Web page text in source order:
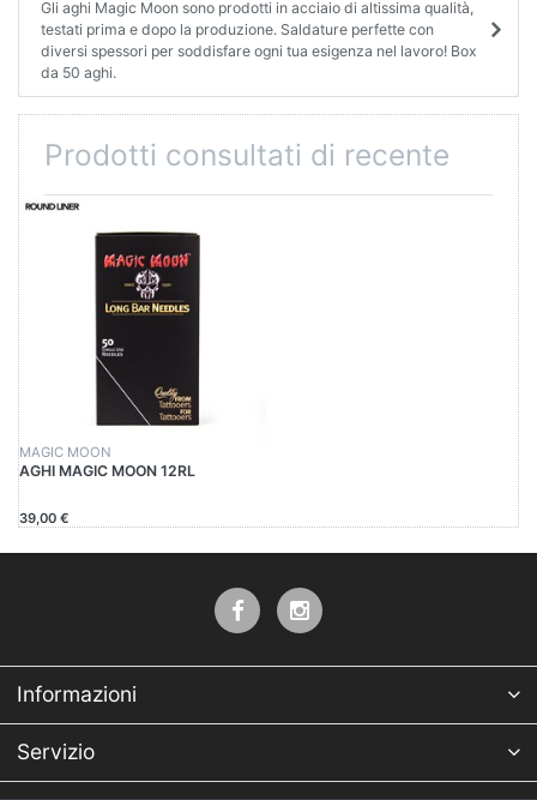
Gli aghi Magic Moon sono prodotti in acciaio di altissima qualità,
testati prima e dopo la produzione. Saldature perfette con
diversi spessori per soddisfare ogni tua esigenza nel lavoro! Box
da 50 aghi.
Prodotti consultati di recente
MAGIC MOON
AGHI MAGIC MOON 12RL
39,00 €
Informazioni
Servizio